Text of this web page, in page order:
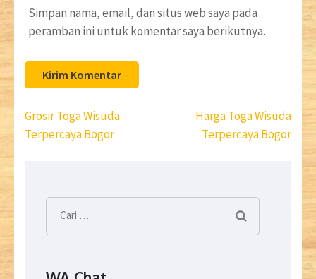
Simpan nama, email, dan situs web saya pada
peramban ini untuk komentar saya berikutnya.
Navigasi
pos
Grosir Toga Wisuda
Terpercaya Bogor
Harga Toga Wisuda
Terpercaya Bogor
Cari
untuk: